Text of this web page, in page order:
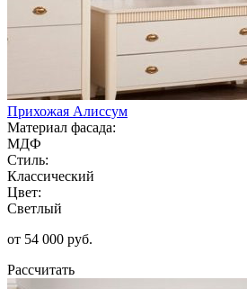
Прихожая Алиссум
Материал фасада:
МДФ
Стиль:
Классический
Цвет:
Светлый
от 54 000 руб.
Рассчитать